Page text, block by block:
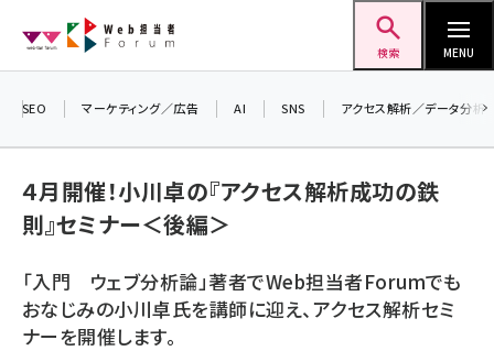
ン
検索 MENU
ai (2820)
youtube (2444)
SEO マーケティング／広告 AI SNS アクセス解析／データ分析
４月開催！小川卓の『アクセス解析成功の鉄
則』セミナー＜後編＞
「入門 ウェブ分析論」著者でWeb担当者Forumでも
おなじみの小川卓氏を講師に迎え、アクセス解析セミ
ナーを開催します。